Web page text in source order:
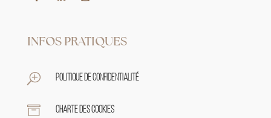
INFOS PRATIQUES
T Politique de confidentialité
 Charte des cookies